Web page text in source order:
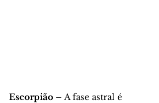
Escorpião – A fase astral é